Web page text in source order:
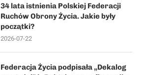
34 lata istnienia Polskiej Federacji
Ruchów Obrony Życia. Jakie były
początki?
2026-07-22
Federacja Życia podpisała „Dekalog